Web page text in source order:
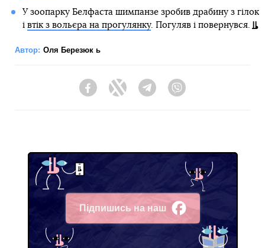
У зоопарку Белфаста шимпанзе зробив драбину з гілок
і втік з вольєра на прогулянку. Погуляв і повернувся.
Автор: Оля Березюк ь
FacebookTwitter Telegram
Підпишись на наш
Facebook